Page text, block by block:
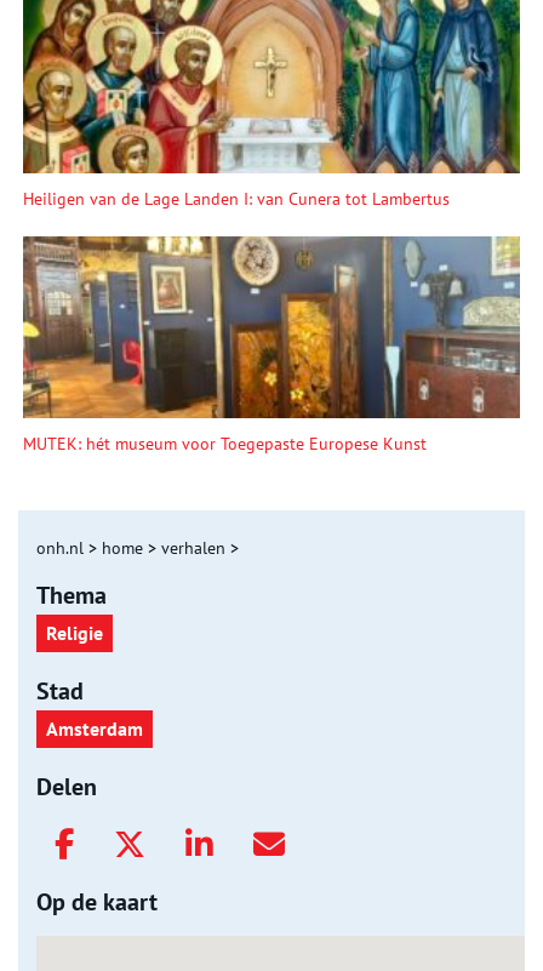
Heiligen van de Lage Landen I: van Cunera tot Lambertus
MUTEK: hét museum voor Toegepaste Europese Kunst
onh.nl > home > verhalen >
Thema
Religie
Stad
Amsterdam
Delen
Op de kaart